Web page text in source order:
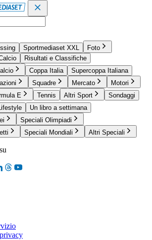
Sportmediaset XXL
Foto
Risultati e Classifiche
Coppa Italia
Supercoppa Italiana
Squadre Mercato
Motori
E Tennis Altri Sport
Sondaggi
Un libro a settimana
Speciali Olimpiadi
Speciali Mondiali Altri Speciali